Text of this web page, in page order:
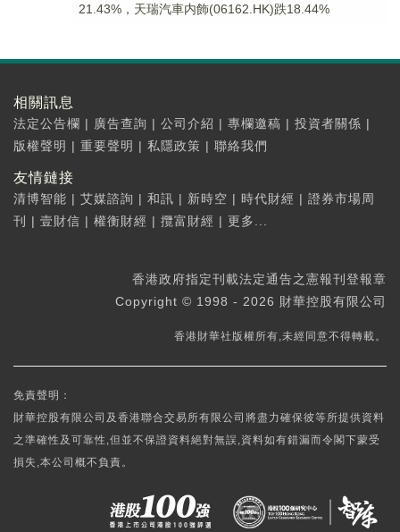
21.43%，天瑞汽車内飾(06162.HK)跌18.44%
相關訊息
法定公告欄 | 廣告查詢 | 公司介紹 | 專欄邀稿 | 投資者關係 |
版權聲明 | 重要聲明 | 私隱政策 | 聯絡我們
友情鏈接
清博智能 | 艾媒諮詢 | 和訊 | 新時空 | 時代財經 | 證券市場周
刊
| 壹財信 | 權衡財經 | 攬富財經 | 更多...
香港政府指定刊載法定通告之憲報刊登報章
Copyright © 1998 - 2026 財華控股有限公司
香港財華社版權所有,未經同意不得轉載。
免責聲明：
財華控股有限公司及香港聯合交易所有限公司將盡力確保彼等所提供資料
之準確性及可靠性,但並不保證資料絕對無誤,資料如有錯漏而令閣下蒙受
損失,本公司概不負責。